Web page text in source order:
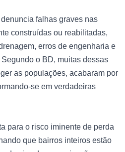
falhas graves nas
construídas ou reabilitadas,
erros de engenharia e
o BD, muitas dessas
as populações, acabaram por
se em verdadeiras
para o risco iminente de perda
que bairros inteiros estão